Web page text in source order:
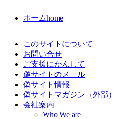
ホームhome
このサイトについて
お問い合せ
ご支援にかんして
偽サイトのメール
偽サイト情報
偽サイトマガジン（外部）
会社案内
Who We are